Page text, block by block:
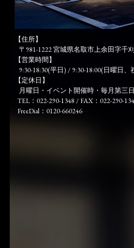
【住所】
〒981-1222 宮城県名取市上余田字千
【営業時間】
9:30-18:30(平日) / 9:30-18:00(日曜日、
【定休日】
月曜日・イベント開催時・毎月第三
TEL：022-290-1348 / FAX：022-290-
FreeDial：0120-660246